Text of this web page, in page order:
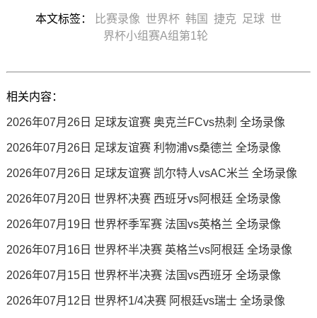
本文标签： 比赛录像 世界杯 韩国 捷克 足球 世
界杯小组赛A组第1轮
相关内容：
2026年07月26日 足球友谊赛 奥克兰FCvs热刺 全场录像
2026年07月26日 足球友谊赛 利物浦vs桑德兰 全场录像
2026年07月26日 足球友谊赛 凯尔特人vsAC米兰 全场录像
2026年07月20日 世界杯决赛 西班牙vs阿根廷 全场录像
2026年07月19日 世界杯季军赛 法国vs英格兰 全场录像
2026年07月16日 世界杯半决赛 英格兰vs阿根廷 全场录像
2026年07月15日 世界杯半决赛 法国vs西班牙 全场录像
2026年07月12日 世界杯1/4决赛 阿根廷vs瑞士 全场录像